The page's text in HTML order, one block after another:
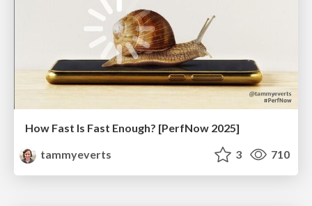
How Fast Is Fast Enough? [PerfNow 2025]
tammyeverts
3 710